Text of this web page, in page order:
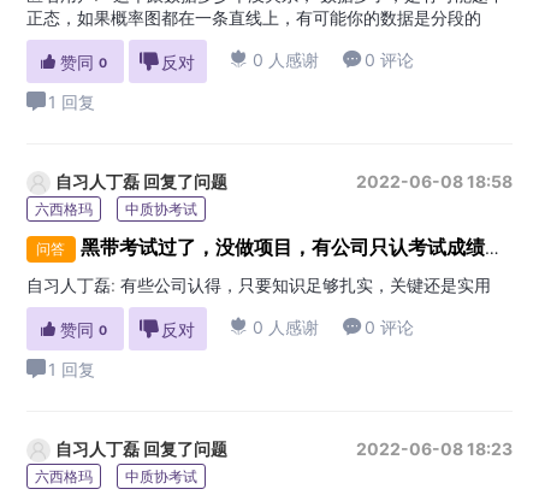
正态，如果概率图都在一条直线上，有可能你的数据是分段的
 赞同 0  反对  0 人感谢  0 评论
1 回复
自习人丁磊 回复了问题 2022-06-08 18:58
六西格玛 中质协考试
问答 黑带考试过了，没做项目，有公司只认考试成绩的吗？
自习人丁磊: 有些公司认得，只要知识足够扎实，关键还是实用
 赞同 0  反对  0 人感谢  0 评论
1 回复
自习人丁磊 回复了问题 2022-06-08 18:23
六西格玛 中质协考试